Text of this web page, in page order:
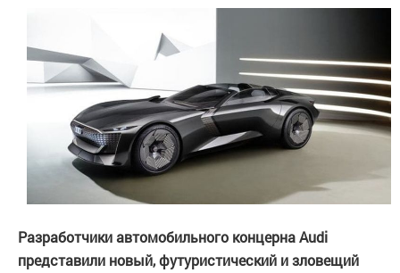
Разработчики автомобильного концерна Audi
представили новый, футуристический и зловещий